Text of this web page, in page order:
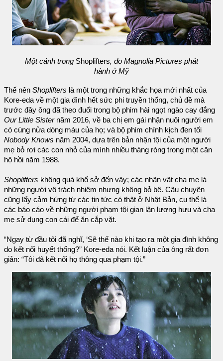
Một cảnh trong Shoplifters, do Magnolia Pictures phát
hành ở Mỹ
Thế nên Shoplifters là một trong những khắc họa mới nhất của
Kore-eda về một gia đình hết sức phi truyền thống, chủ đề mà
trước đây ông đã theo đuổi trong bộ phim hài ngọt ngào cay đắng
Our Little Sisternăm 2016, về ba chị em gái nhận nuôi người em
có cùng nửa dòng máu của họ; và bộ phim chính kịch đen tối
Nobody Knows năm 2004, dựa trên bản nhận tội của một người
mẹ bỏ rơi các con nhỏ của mình nhiều tháng ròng trong một căn
hộ hồi năm 1988.
Shoplifters không quá khổ sở đến vậy; các nhân vật cha mẹ là
những người vô trách nhiệm nhưng không bỏ bê. Câu chuyện
cũng lấy cảm hứng từ các tin tức có thật ở Nhật Bản, cụ thể là
các báo cáo về những người phạm tội gian lận lương hưu và cha
mẹ sử dụng con cái để ăn cắp vặt.
“Ngay từ đầu tôi đã nghĩ, ‘Sẽ thế nào khi tạo ra một gia đình không
do kết nối huyết thống?” Kore-eda nói. Kết luận của ông rất đơn
giản: “Tôi đã kết nối họ thông qua phạm tội.”